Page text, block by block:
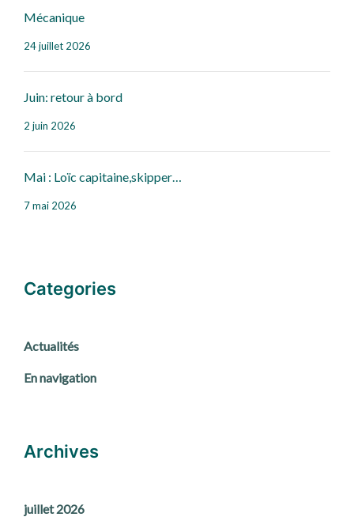
Mécanique
24 juillet 2026
Juin: retour à bord
2 juin 2026
Mai : Loïc capitaine,skipper…
7 mai 2026
Categories
Actualités
En navigation
Archives
juillet 2026